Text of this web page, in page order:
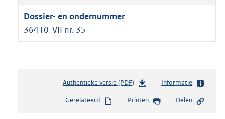
36410-VII nr. 35
Authentieke versie (PDF)b
s
Informatie
Gerelateerd Printen Delen